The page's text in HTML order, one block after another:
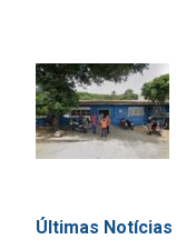
Últimas Notícias